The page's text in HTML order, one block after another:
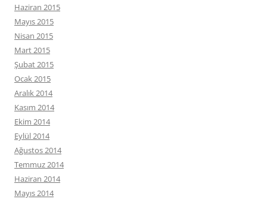
Haziran 2015
Mayıs 2015
Nisan 2015
Mart 2015
Şubat 2015
Ocak 2015
Aralık 2014
Kasım 2014
Ekim 2014
Eylül 2014
Ağustos 2014
Temmuz 2014
Haziran 2014
Mayıs 2014